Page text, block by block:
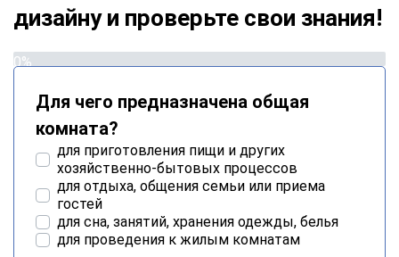
дизайну и проверьте свои знания!
0%
Для чего предназначена общая
комната?
для приготовления пищи и других
хозяйственно-бытовых процессов
для отдыха, общения семьи или приема
гостей
для сна, занятий, хранения одежды, белья
для проведения к жилым комнатам